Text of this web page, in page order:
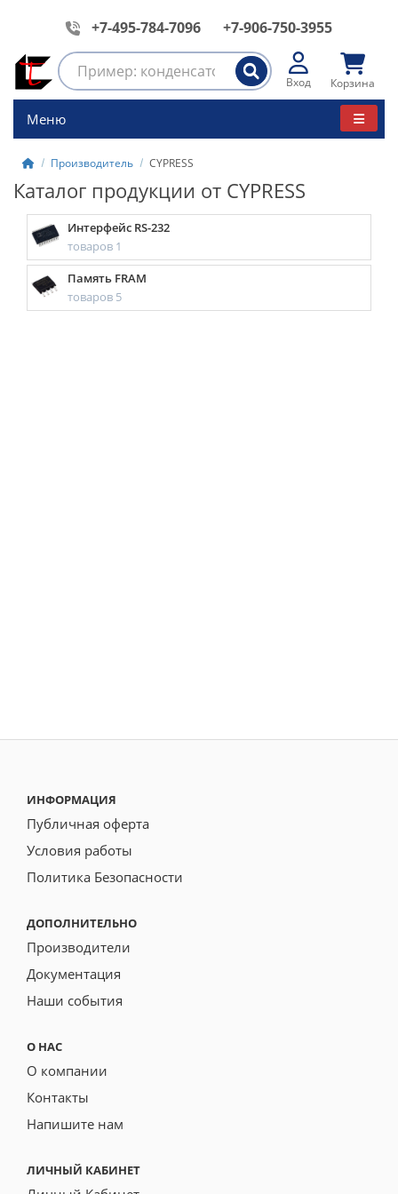
+7-495-784-7096 +7-906-750-3955
Вход Корзина
Меню
Производитель CYPRESS
Каталог продукции от CYPRESS
Интерфейс RS-232
товаров 1
Память FRAM
товаров 5
ИНФОРМАЦИЯ
Публичная оферта
Условия работы
Политика Безопасности
ДОПОЛНИТЕЛЬНО
Производители
Документация
Наши события
О НАС
О компании
Контакты
Напишите нам
ЛИЧНЫЙ КАБИНЕТ